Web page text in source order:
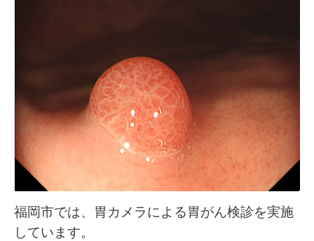
福岡市では、胃カメラによる胃がん検診を実施
しています。